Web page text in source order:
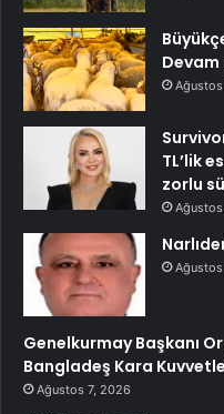
Devam
TL’lik
zorlu
Genelkurmay Başkanı
Bangladeş Kara
Ağustos 7, 2026